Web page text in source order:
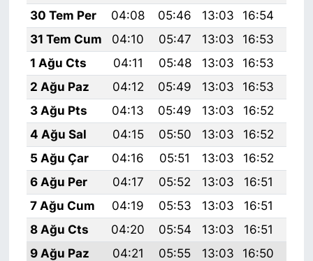
30 Tem Per
04:08 05:46 13:03 16:54
31 Tem Cum
04:10 05:47 13:03 16:53
1 Ağu Cts
04:11 05:48 13:03 16:53
2 Ağu Paz
04:12 05:49 13:03 16:53
3 Ağu Pts
04:13 05:49 13:03 16:52
4 Ağu Sal
04:15 05:50 13:03 16:52
5 Ağu Çar
04:16 05:51 13:03 16:52
6 Ağu Per
04:17 05:52 13:03 16:51
7 Ağu Cum
04:19 05:53 13:03 16:51
8 Ağu Cts
04:20 05:54 13:03 16:51
9 Ağu Paz
04:21 05:55 13:03 16:50